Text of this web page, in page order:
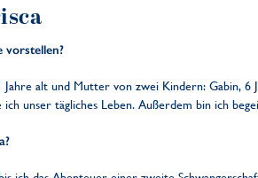
vorstellen?
Jahre alt und Mutter von zwei Kindern: Gabin,
ich unser tägliches Leben. Außerdem bin ich